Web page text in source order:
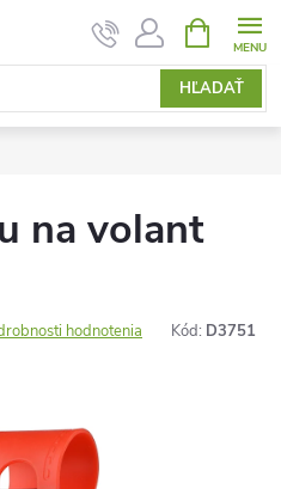
HĽADAŤ
KOŠÍK
na volant
hodnotenia Kód: D3751